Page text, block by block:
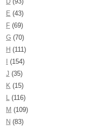
E (43)
F (69)
G (70)
H (111)
(154)
J (35)
K (15)
L (116)
M (109)
N (83)